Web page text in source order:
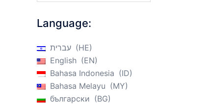
Language:
עברית
HE
English
EN
Bahasa Indonesia
ID
Bahasa Melayu
MY
български
BG